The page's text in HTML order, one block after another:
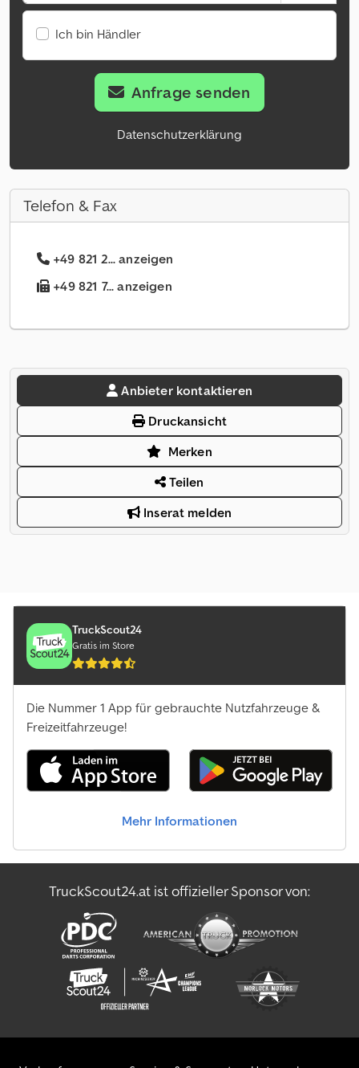
Ich bin Händler
Anfrage senden
Datenschutzerklärung
Telefon & Fax
+49 821 2... anzeigen
+49 821 7... anzeigen
Anbieter kontaktieren
Druckansicht
Merken
Teilen
Inserat melden
TruckScout24
Gratis im Store
Die Nummer 1 App für gebrauchte Nutzfahrzeuge &
Freizeitfahrzeuge!
Mehr Informationen
TruckScout24.at ist offizieller Sponsor von: